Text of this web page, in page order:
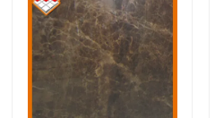
제품
우리 에 관한 것